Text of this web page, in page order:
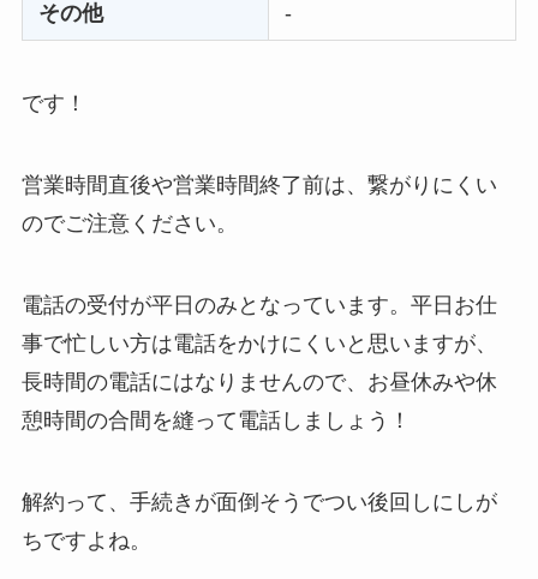
その他 -
です！
営業時間直後や営業時間終了前は、繋がりにくい
のでご注意ください。
電話の受付が平日のみとなっています。平日お仕
事で忙しい方は電話をかけにくいと思いますが、
長時間の電話にはなりませんので、お昼休みや休
憩時間の合間を縫って電話しましょう！
解約って、手続きが面倒そうでつい後回しにしが
ちですよね。